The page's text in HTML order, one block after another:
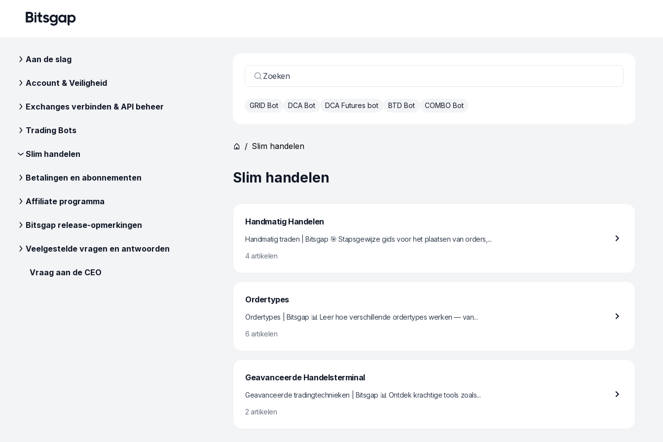
Aan de slag
Account & Veiligheid
Exchanges verbinden & API beheer
Trading Bots
Slim handelen
Betalingen en abonnementen
Affiliate programma
Bitsgap release-opmerkingen
Veelgestelde vragen en antwoorden
Vraag aan de CEO
Zoeken
GRID Bot DCA Bot DCA Futures bot BTD Bot COMBO Bot
/ Slim handelen
Slim handelen
Handmatig Handelen
Handmatig traden | Bitsgap 🎯 Stapsgewijze gids voor het plaatsen van orders,...
4 artikelen
Ordertypes
Ordertypes | Bitsgap 📊 Leer hoe verschillende ordertypes werken — van...
6 artikelen
Geavanceerde Handelsterminal
Geavanceerde tradingtechnieken | Bitsgap 📊 Ontdek krachtige tools zoals...
2 artikelen